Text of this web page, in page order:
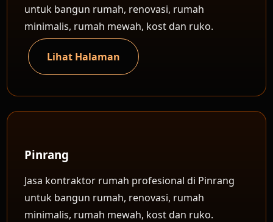
untuk bangun rumah, renovasi, rumah
minimalis, rumah mewah, kost dan ruko.
Lihat Halaman
Pinrang
Jasa kontraktor rumah profesional di Pinrang
untuk bangun rumah, renovasi, rumah
minimalis, rumah mewah, kost dan ruko.